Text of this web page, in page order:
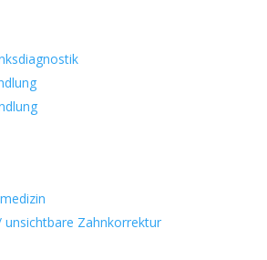
unsichtbare Zahnkorrektur